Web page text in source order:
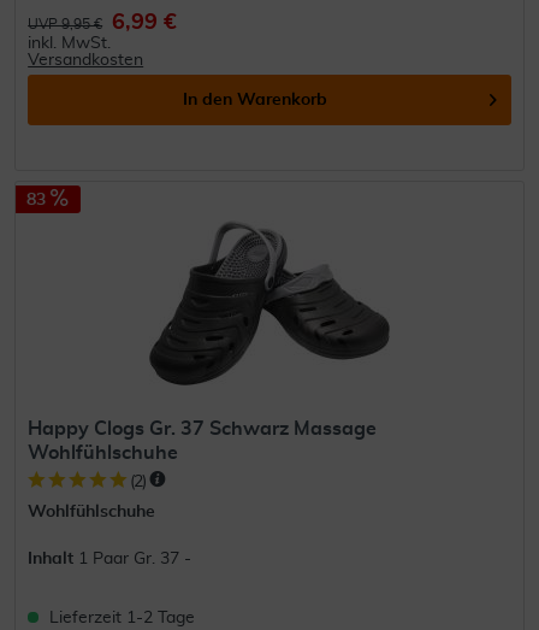
UVP 9,95 € 6,99 €
inkl. MwSt.
Versandkosten
In den Warenkorb
83
Happy Clogs Gr. 37 Schwarz Massage
Wohlfühlschuhe
(2)
Wohlfühlschuhe
Inhalt 1 Paar Gr. 37 -
Lieferzeit 1-2 Tage